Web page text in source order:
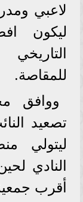
لاعبي
ليكون
للمقاصة.
ووافق
تصعيد
ليتولي
النادي
أقرب